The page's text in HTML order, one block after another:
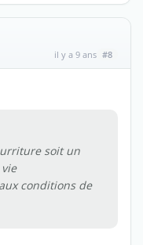
il y a 9 ans #8
soit un
conditions de